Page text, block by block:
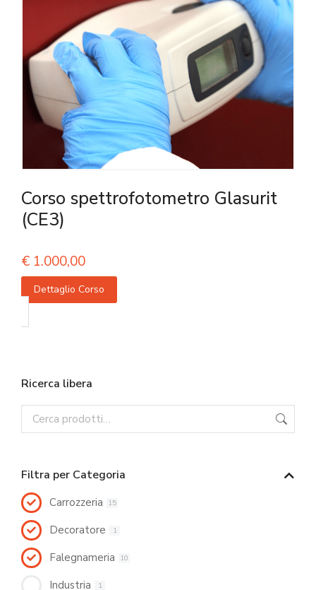
Corso spettrofotometro Glasurit
(CE3)
€ 1.000,00
Dettaglio Corso
Ricerca libera
Filtra per Categoria
Carrozzeria 15
Decoratore 1
Falegnameria 10
Industria 1